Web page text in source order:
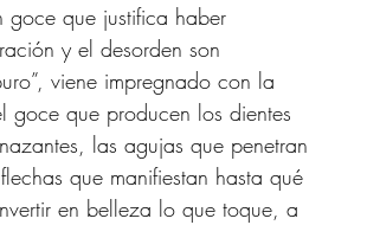
goce que justifica haber
y el desorden son
viene impregnado con la
goce que producen los dientes
las agujas que penetran
que manifiestan hasta qué
en belleza lo que toque, a